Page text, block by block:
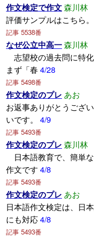
作文検定で作文森川林
評価サンプルはこちら。
記事 5538番
なぜ公立中高一森川林
志望校の過去問に特
まず「春 4/28
記事 5498番
作文検定のプレ あお
お返事ありがとうござ
いです。
4/9
記事 5493番
作文検定のプレ 森川林
日本語教育で、簡単
作文です 4/8
記事 5493番
作文検定のプレ あお
日本語作文検定は、日
にも対応4/8
記事 5493番